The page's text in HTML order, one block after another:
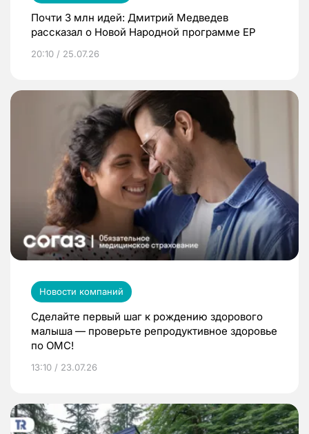
Почти 3 млн идей: Дмитрий Медведев
рассказал о Новой Народной программе ЕР
20:10 / 25.07.26
Новости компаний
Сделайте первый шаг к рождению здорового
малыша — проверьте репродуктивное здоровье
по ОМС!
13:10 / 23.07.26